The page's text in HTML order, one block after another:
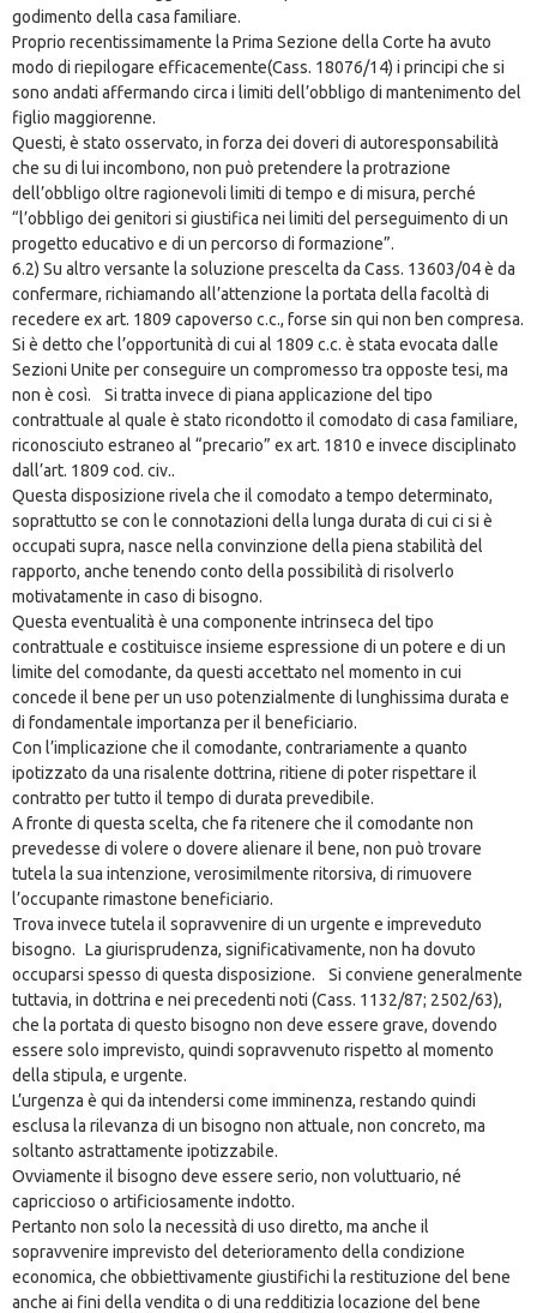
godimento della casa familiare.
Proprio recentissimamente la Prima Sezione della Corte ha avuto
modo di riepilogare efficacemente(Cass. 18076/14) i principi che si
sono andati affermando circa i limiti dell’obbligo di mantenimento del
figlio maggiorenne.
Questi, è stato osservato, in forza dei doveri di autoresponsabilità
che su di lui incombono, non può pretendere la protrazione
dell’obbligo oltre ragionevoli limiti di tempo e di misura, perché
“l’obbligo dei genitori si giustifica nei limiti del perseguimento di un
progetto educativo e di un percorso di formazione”.
6.2) Su altro versante la soluzione prescelta da Cass. 13603/04 è da
confermare, richiamando all’attenzione la portata della facoltà di
recedere ex art. 1809 capoverso c.c., forse sin qui non ben compresa.
Si è detto che l’opportunità di cui al 1809 c.c. è stata evocata dalle
Sezioni Unite per conseguire un compromesso tra opposte tesi, ma
non è così. Si tratta invece di piana applicazione del tipo
contrattuale al quale è stato ricondotto il comodato di casa familiare,
riconosciuto estraneo al “precario” ex art. 1810 e invece disciplinato
dall’art. 1809 cod. civ..
Questa disposizione rivela che il comodato a tempo determinato,
soprattutto se con le connotazioni della lunga durata di cui ci si è
occupati supra, nasce nella convinzione della piena stabilità del
rapporto, anche tenendo conto della possibilità di risolverlo
motivatamente in caso di bisogno.
Questa eventualità è una componente intrinseca del tipo
contrattuale e costituisce insieme espressione di un potere e di un
limite del comodante, da questi accettato nel momento in cui
concede il bene per un uso potenzialmente di lunghissima durata e
di fondamentale importanza per il beneficiario.
Con l’implicazione che il comodante, contrariamente a quanto
ipotizzato da una risalente dottrina, ritiene di poter rispettare il
contratto per tutto il tempo di durata prevedibile.
A fronte di questa scelta, che fa ritenere che il comodante non
prevedesse di volere o dovere alienare il bene, non può trovare
tutela la sua intenzione, verosimilmente ritorsiva, di rimuovere
l’occupante rimastone beneficiario.
Trova invece tutela il sopravvenire di un urgente e impreveduto
bisogno. La giurisprudenza, significativamente, non ha dovuto
occuparsi spesso di questa disposizione. Si conviene generalmente
tuttavia, in dottrina e nei precedenti noti (Cass. 1132/87; 2502/63),
che la portata di questo bisogno non deve essere grave, dovendo
essere solo imprevisto, quindi sopravvenuto rispetto al momento
della stipula, e urgente.
L’urgenza è qui da intendersi come imminenza, restando quindi
esclusa la rilevanza di un bisogno non attuale, non concreto, ma
soltanto astrattamente ipotizzabile.
Ovviamente il bisogno deve essere serio, non voluttuario, né
capriccioso o artificiosamente indotto.
Pertanto non solo la necessità di uso diretto, ma anche il
sopravvenire imprevisto del deterioramento della condizione
economica, che obbiettivamente giustifichi la restituzione del bene
anche ai fini della vendita o di una redditizia locazione del bene